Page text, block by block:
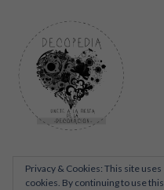
Privacy & Cookies: This site uses
cookies. By continuing to use this